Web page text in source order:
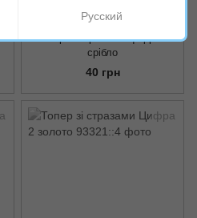
Артикул: 93321::5
Топер зі стразами Цифра 2
срібло
40 грн
Русский